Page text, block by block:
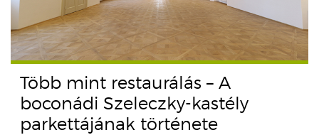
Több mint restaurálás – A
boconádi Szeleczky-kastély
parkettájának története